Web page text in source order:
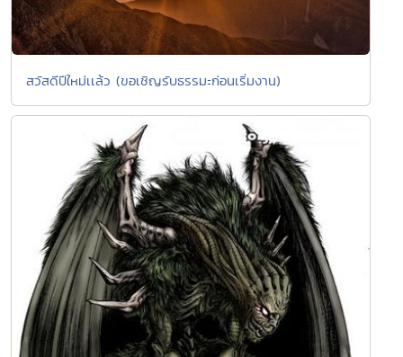
สวัสดีปีใหม่เเล้ว (ขอเชิญรับธรรมะก่อนเริ่มงาน)